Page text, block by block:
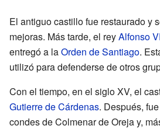
El antiguo castillo fue restaurado y
mejoras. Más tarde, el reyAlfonso
entregó a laOrden de Santiago.
utilizó para defenderse de otros
Con el tiempo, en el siglo XV, el
Gutierre de Cárdenas. Después,
condes de Colmenar de Oreja y,